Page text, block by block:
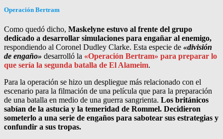
Operación Bertram
Como quedó dicho, Maskelyne estuvo al frente del grupo
dedicado a desarrollar simulaciones para engañar al enemigo,
respondiendo al Coronel Dudley Clarke. Esta especie de «división
de engaño» desarrolló la «Operación Bertram» para preparar lo
que sería la segunda batalla de El Alameim.
Para la operación se hizo un despliegue más relacionado con el
escenario para la filmación de una película que para la preparación
de una batalla en medio de una guerra sangrienta. Los británicos
sabían de la astucia y la temeridad de Rommel. Decidieron
someterlo a una serie de engaños para sabotear sus estrategias y
confundir a sus tropas.